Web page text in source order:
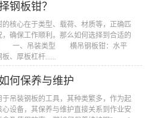
钢板钳？
的核心在于类型、载荷、材质等，正确匹
，确保工作顺利。那么如何选择到合适的
一、吊装类型 横吊钢板钳：水平
板、厚板杠杆......
何保养与维护
吊装钢板的工具，其种类繁多，作为起
心设备，其保养与维护直接关系到作业安